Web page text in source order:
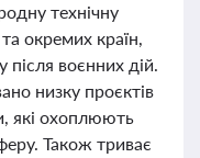
технічну
окремих країн,
воєнних дій.
низку проєктів
які охоплюють
Також триває